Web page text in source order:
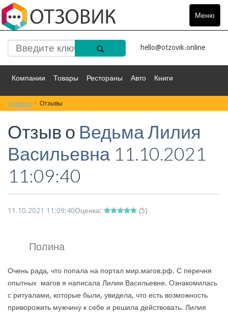
Меню
Toggle
hello@otzovik.online
Компании Товары Рестораны Авто Книги
Спорт Фильмы
Красота Здоровье Остальное
Главная Отзывы
Отзыв о Ведьма Лилия
Васильевна 11.10.2021
11:09:40
11.10.2021 11:09:40Оценка: (5)
Полина
Очень рада, что попала на портал мир.магов.рф. С перечня
опытных магов я написала Лилии Васильевне. Ознакомилась
с ритуалами, которые были, увидела, что есть возможность
приворожить мужчину к себе и решила действовать. Лилия